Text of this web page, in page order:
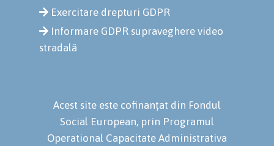
Exercitare drepturi GDPR
Informare GDPR supraveghere video
stradală
Acest site este cofinanțat din Fondul
Social European, prin Programul
Operational Capacitate Administrativa